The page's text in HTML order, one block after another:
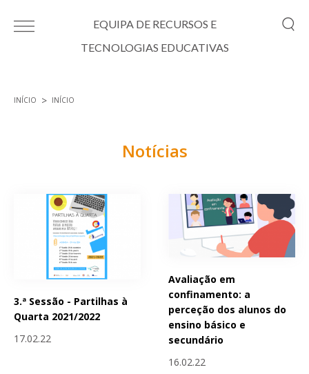
EQUIPA DE RECURSOS E
TECNOLOGIAS EDUCATIVAS
INÍCIO INÍCIO
Notícias
3.ª Sessão - Partilhas à
Quarta 2021/2022
17.02.22
Avaliação em
confinamento: a
perceção dos alunos do
ensino básico e
secundário
16.02.22
Páginas